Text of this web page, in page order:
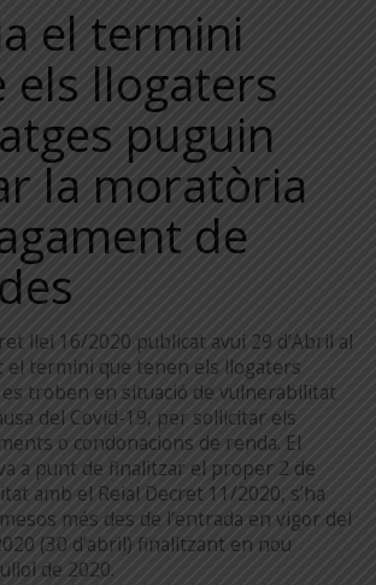
el termini
els llogaters
puguin
la moratòria
de
llei 16/2020 publicat avui 29 d’Abril al
el termini que tenen els llogaters
es troben en situació de vulnerabilitat
del Covid-19, per sol·licitar els
o condonacions de renda. El
a punt de finalitzar el proper 2 de
amb el Reial Decret 11/2020, s’ha
més des de l’entrada en vigor del
(30 d’abril) finalitzant en nou
de 2020.